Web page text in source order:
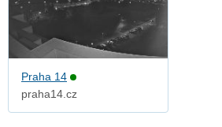
Praha 14
praha14.cz